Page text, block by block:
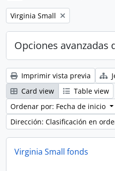
Remove filter:
Virginia Small
Opciones avanzadas
Imprimir vista previa
Card view
Table view
Ordenar por: Fecha de inicio
Dirección: Clasificación en
Virginia Small fonds